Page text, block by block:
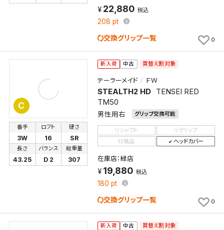
22,880 税込
208 pt
交換グリップ一覧 0
C
新入荷 中古 買替え割対象
テーラーメイド ＦＷ
STEALTH2 HD
TENSEI RED
TM50
男性用右 グリップ交換可能
番手
3W
ロフト
16
硬さ
SR
長さ
43.25
バランス
D 2
総重量
307
リシャフト
リグリップ
付属品
ヘッドカバー
在庫店：緑店
19,880 税込
180 pt
交換グリップ一覧 0
新入荷 中古 買替え割対象